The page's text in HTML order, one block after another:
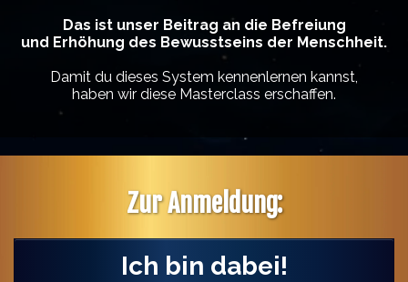
Das ist unser Beitrag an die Befreiung
und Erhöhung des Bewusstseins der Menschheit.
Damit du dieses System kennenlernen kannst,
haben wir diese Masterclass erschaffen.
Zur Anmeldung:
Ich bin dabei!